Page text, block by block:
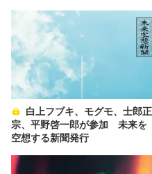
宗、平野啓一郎が参加 未来を
空想する新聞発行